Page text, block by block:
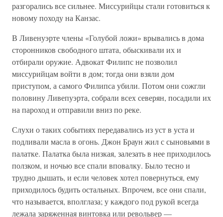
разгорались все сильнее. Миссурийцы стали готовиться к
новому походу на Канзас.
В Ливенуэрте члены «Голубой ложи» врывались в дома
сторонников свободного штата, обыскивали их и
отбирали оружие. Адвокат Филипс не позволил
миссурийцам войти в дом; тогда они взяли дом
приступом, а самого Филипса убили. Потом они сожгли
половину Ливепуэрта, собрали всех северян, посадили их
на пароход и отправили вниз по реке.
Слухи о таких событиях передавались из уст в уста и
подливали масла в огонь. Джон Браун жил с сыновьями в
палатке. Палатка была низкая, залезать в нее приходилось
ползком, и ночью все спали вповалку. Было тесно и
трудно дышать, и если человек хотел повернуться, ему
приходилось будить остальных. Впрочем, все они спали,
что называется, вполглаза; у каждого под рукой всегда
лежала заряженная винтовка или револьвер —